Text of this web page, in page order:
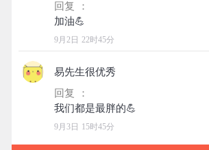
回复 ：
9月2日 22时45分
易先生很优秀
回复 ：
9月3日 15时45分